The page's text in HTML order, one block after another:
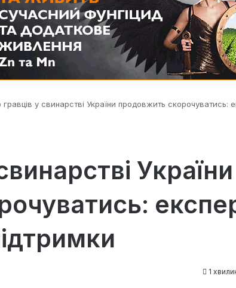
у свинарстві України продовжить скорочуватись:
України
1